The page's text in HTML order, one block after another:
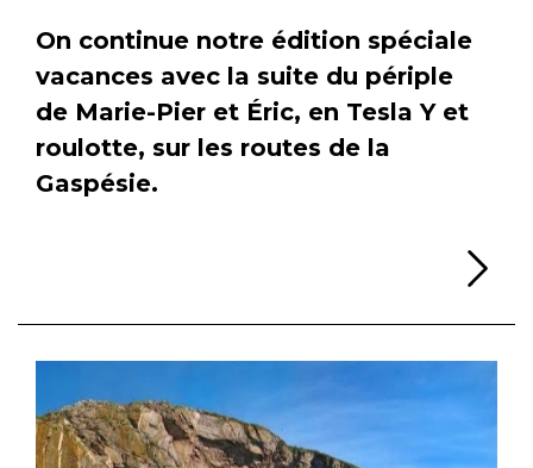
On continue notre édition spéciale
vacances avec la suite du périple
de Marie-Pier et Éric, en Tesla Y et
roulotte, sur les routes de la
Gaspésie.